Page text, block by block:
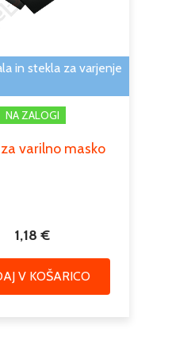
in stekla za varjenje
NA ZALOGI
varilno masko
1,18€
V KOŠARICO